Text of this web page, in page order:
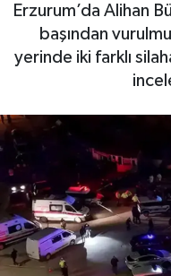
Erzurum’da Alihan
başından
yerinde iki farklı
Künye
Son Dakika
Haber Arşivi